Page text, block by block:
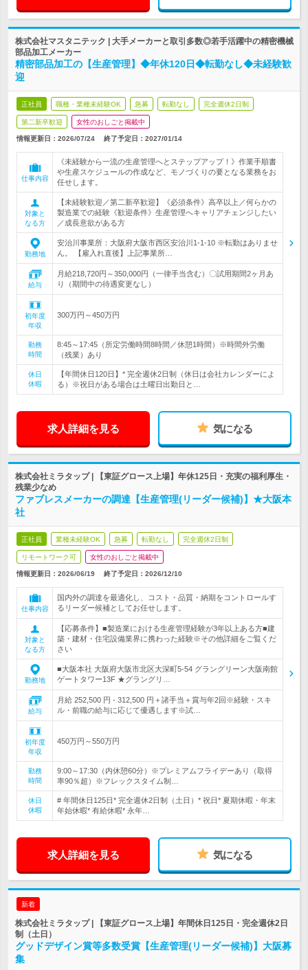
株式会社マスタニテック | 大手メーカーと取引多数◎若手活躍中の精密機械
部品加工メーカー
精密部品加工の【生産管理】◆年休120日◆転勤なし◆未経験歓
迎
正社員 職種・業種未経験OK 急募 転勤なし 完全週休2日制
第二新卒歓迎 女性のおしごと掲載中
情報更新日：2026/07/24 終了予定日： 2027/01/14
仕事内容
《未経験から一流の生産管理へとステップアップ！》作業手順書
や生産スケジュールの作成など、モノづくりの要となる業務をお
任せします。
対象と
なる方
【未経験歓迎／第二新卒歓迎】《必須条件》高卒以上／何らかの
製造業での経験《歓迎条件》生産管理へキャリアチェンジしたい
／成長意欲がある方
勤務地
安治川事業所：大阪府大阪市西区安治川1-1-10 ※転勤はありませ
ん。 【雇入れ直後】上記事業所…
給与
月給218,720円～350,000円（一律手当含む）〇試用期間2ヶ月あ
り（期間中の待遇変更なし）
初年度
年収
300万円～450万円
勤務
時間
8:45～17:45（所定労働時間8時間／休憩1時間）※時間外労働
（残業）あり
休日
休暇
【年間休日120日】* 完全週休2日制（休日は会社カレンダーによ
る）※祝日がある場合は土曜日出勤日と…
求人詳細を見る 気になる
株式会社ミラタップ | 【東証グロース上場】年休125日・充実の福利厚生・
残業少なめ
ファブレスメーカーの調達【生産管理(リーダー候補)】★大阪本
社
正社員 業種未経験OK 急募 転勤なし 完全週休2日制
リモートワーク可 女性のおしごと掲載中
情報更新日：2026/06/19 終了予定日： 2026/12/10
仕事内容
国内外の調達を最適化し、コスト・品質・納期をコントロールす
るリーダー候補としてお任せします。
対象と
なる方
【応募条件】■製造業における生産管理経験が3年以上ある方■建
築・建材・住宅設備業界に携わった経験※その他詳細をご覧くだ
さい
勤務地
■大阪本社 大阪府大阪市北区大深町5-54 グラングリーン大阪南館
ゲートタワー13F ★グラングリ…
給与
月給 252,500 円 - 312,500 円＋諸手当＋賞与年2回※経験・スキ
ル・前職の給与に応じて優遇します※試…
初年度
年収
450万円～550万円
勤務
時間
9:00～17:30（内休憩60分）※プレミアムフライデーあり（取得
率90％超）※フレックスタイム制…
休日
休暇
# 年間休日125日* 完全週休2日制（土日）* 祝日* 夏期休暇・年末
年始休暇* 有給休暇* 永年…
求人詳細を見る 気になる
新着
株式会社ミラタップ | 【東証グロース上場】年間休日125日・完全週休2日
制（土日）
グッドデザイン賞等多数受賞【生産管理(リーダー候補)】大阪募
集